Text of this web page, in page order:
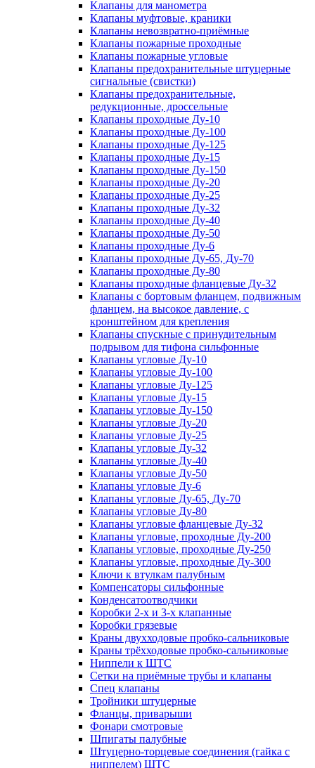
Клапаны для манометра
Клапаны муфтовые, краники
Клапаны невозвратно-приёмные
Клапаны пожарные проходные
Клапаны пожарные угловые
Клапаны предохранительные штуцерные
сигнальные (свистки)
Клапаны предохранительные,
редукционные, дроссельные
Клапаны проходные Ду-10
Клапаны проходные Ду-100
Клапаны проходные Ду-125
Клапаны проходные Ду-15
Клапаны проходные Ду-150
Клапаны проходные Ду-20
Клапаны проходные Ду-25
Клапаны проходные Ду-32
Клапаны проходные Ду-40
Клапаны проходные Ду-50
Клапаны проходные Ду-6
Клапаны проходные Ду-65, Ду-70
Клапаны проходные Ду-80
Клапаны проходные фланцевые Ду-32
Клапаны с бортовым фланцем, подвижным
фланцем, на высокое давление, с
кронштейном для крепления
Клапаны спускные с принудительным
подрывом для тифона сильфонные
Клапаны угловые Ду-10
Клапаны угловые Ду-100
Клапаны угловые Ду-125
Клапаны угловые Ду-15
Клапаны угловые Ду-150
Клапаны угловые Ду-20
Клапаны угловые Ду-25
Клапаны угловые Ду-32
Клапаны угловые Ду-40
Клапаны угловые Ду-50
Клапаны угловые Ду-6
Клапаны угловые Ду-65, Ду-70
Клапаны угловые Ду-80
Клапаны угловые фланцевые Ду-32
Клапаны угловые, проходные Ду-200
Клапаны угловые, проходные Ду-250
Клапаны угловые, проходные Ду-300
Ключи к втулкам палубным
Компенсаторы сильфонные
Конденсатоотводчики
Коробки 2-х и 3-х клапанные
Коробки грязевые
Краны двухходовые пробко-сальниковые
Краны трёхходовые пробко-сальниковые
Ниппели к ШТС
Сетки на приёмные трубы и клапаны
Спец клапаны
Тройники штуцерные
Фланцы, приварыши
Фонари смотровые
Шпигаты палубные
Штуцерно-торцевые соединения (гайка с
ниппелем) ШТС